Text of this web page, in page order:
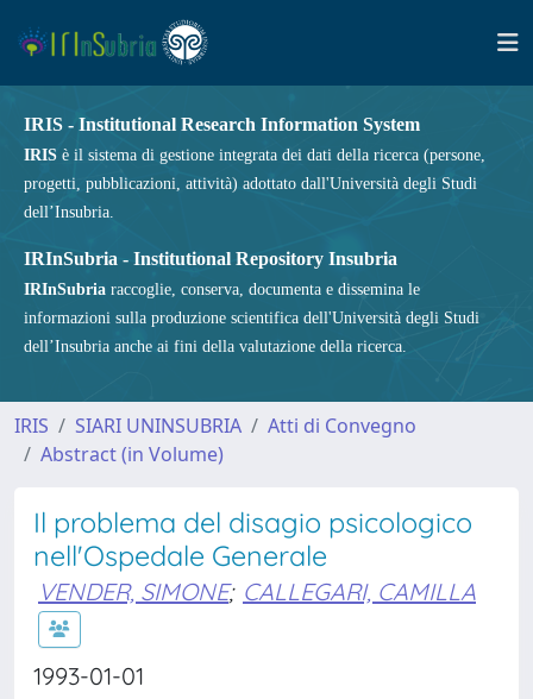
IRIS - Institutional Research Information System
IRIS è il sistema di gestione integrata dei dati della ricerca (persone,
progetti, pubblicazioni, attività) adottato dall'Università degli Studi
dell’Insubria.
IRInSubria - Institutional Repository Insubria
IRInSubria raccoglie, conserva, documenta e dissemina le
informazioni sulla produzione scientifica dell'Università degli Studi
dell’Insubria anche ai fini della valutazione della ricerca.
IRIS SIARI UNINSUBRIA
Atti di Convegno
Abstract (in Volume)
Il problema del disagio psicologico
nell'Ospedale Generale
VENDER, SIMONE; CALLEGARI, CAMILLA
1993-01-01